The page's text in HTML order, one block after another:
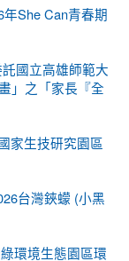
年She Can青春期
國立高雄師範大
」之「家長『全
家生技研究園區
台灣鋏蠓 (小黑
環境生態園區環